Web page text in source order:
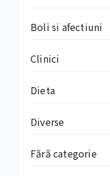
Boli si afectiuni
Clinici
Dieta
Diverse
Fără categorie